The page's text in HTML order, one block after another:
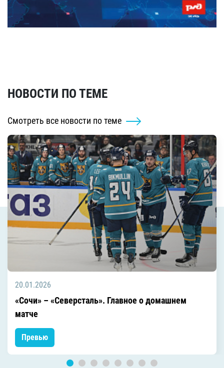
НОВОСТИ ПО ТЕМЕ
Смотреть все новости по теме
20.01.2026
«Сочи» – «Северсталь». Главное о домашнем
матче
Превью